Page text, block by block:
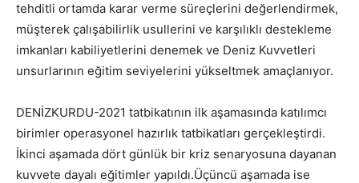
tehditli ortamda karar verme süreçlerini değerlendirmek,
müşterek çalışabilirlik usullerini ve karşılıklı destekleme
imkanları kabiliyetlerini denemek ve Deniz Kuvvetleri
unsurlarının eğitim seviyelerini yükseltmek amaçlanıyor.
DENİZKURDU-2021 tatbikatının ilk aşamasında katılımcı
birimler operasyonel hazırlık tatbikatları gerçekleştirdi.
İkinci aşamada dört günlük bir kriz senaryosuna dayanan
kuvvete dayalı eğitimler yapıldı.Üçüncü aşamada ise